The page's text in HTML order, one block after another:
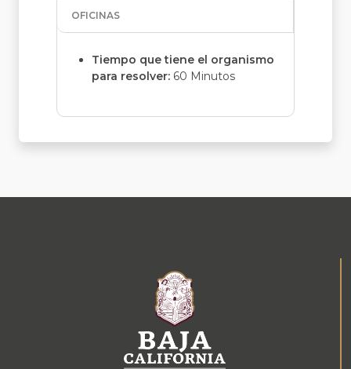
OFICINAS
Tiempo que tiene el organismo
para resolver: 60 Minutos